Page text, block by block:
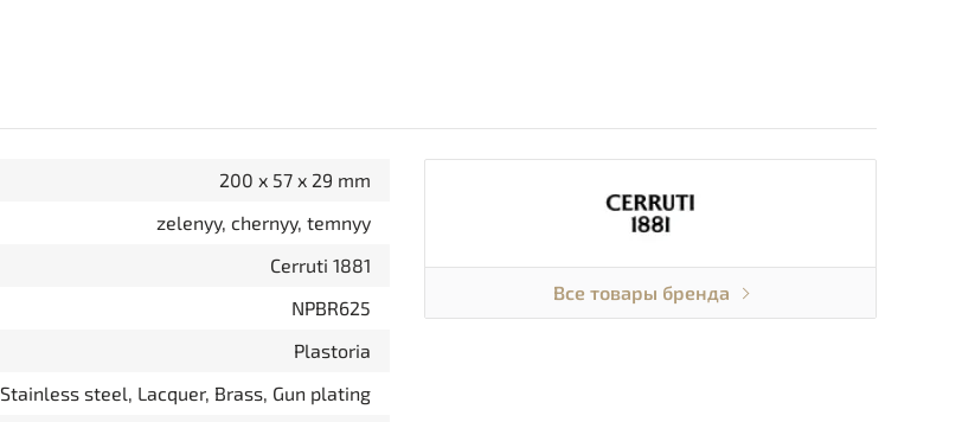
200 x 57 x 29 mm
zelenyy, chernyy, temnyy
Cerruti 1881
NPBR625
Plastoria
Stainless steel, Lacquer, Brass, Gun plating
Все товары бренда